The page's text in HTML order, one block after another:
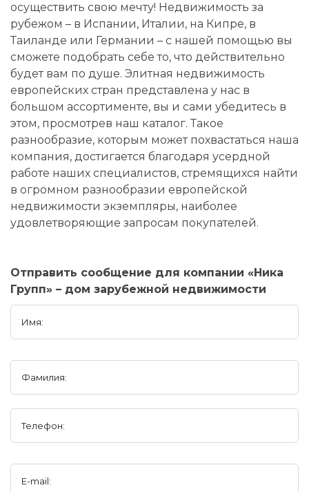
осуществить свою мечту! Недвижимость за
рубежом – в Испании, Италии, на Кипре, в
Таиланде или Германии – с нашей помощью вы
сможете подобрать себе то, что действительно
будет вам по душе. Элитная недвижимость
европейских стран представлена у нас в
большом ассортименте, вы и сами убедитесь в
этом, просмотрев наш каталог. Такое
разнообразие, которым может похвастаться наша
компания, достигается благодаря усердной
работе наших специалистов, стремящихся найти
в огромном разнообразии европейской
недвижимости экземпляры, наиболее
удовлетворяющие запросам покупателей.
Отправить сообщение для компании «Ника
Групп» – дом зарубежной недвижимости
Имя:
Фамилия:
Телефон:
E-mail: